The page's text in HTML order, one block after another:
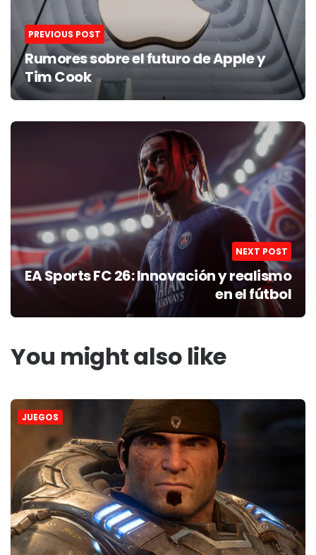
PREVIOUS POST
Rumores sobre el futuro de Apple y
Tim Cook
NEXT POST
EA Sports FC 26: Innovación y realismo
en el fútbol
You might also like
JUEGOS